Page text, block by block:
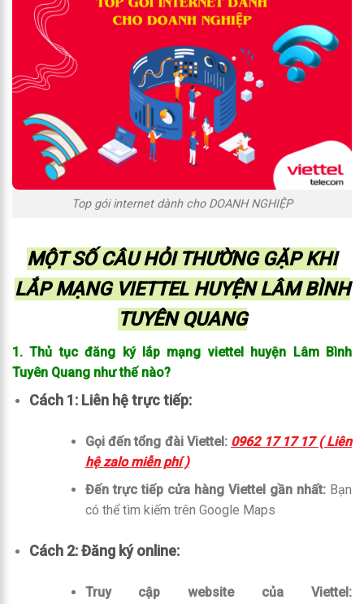
Top gói internet dành cho DOANH NGHIỆP
MỘT SỐ CÂU HỎI THƯỜNG GẶP KHI
LẮP MẠNG VIETTEL HUYỆN LÂM BÌNH
TUYÊN QUANG
1. Thủ tục đăng ký lắp mạng viettel huyện Lâm Bình
Tuyên Quang như thế nào?
Cách 1: Liên hệ trực tiếp:
Gọi đến tổng đài Viettel: 0962 17 17 17 ( Liên
hệ zalo miễn phí )
Đến trực tiếp cửa hàng Viettel gần nhất:Bạn
có thể tìm kiếm trên Google Maps
Cách 2: Đăng ký online:
Truy cập website của Viettel: